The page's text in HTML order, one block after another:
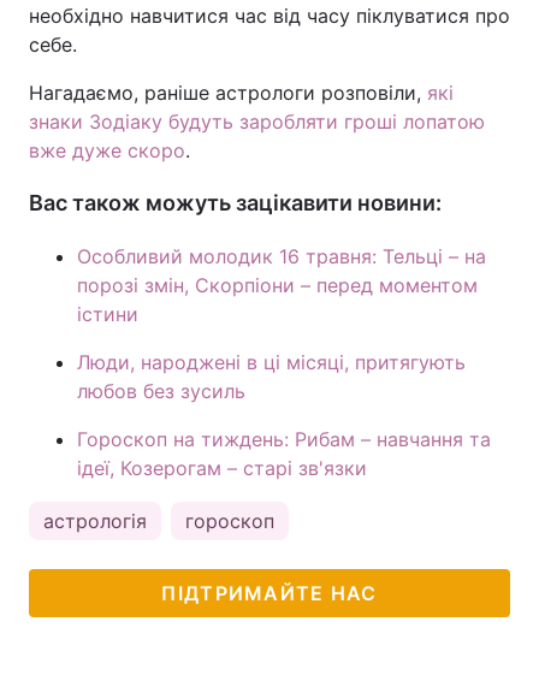
необхідно навчитися час від часу піклуватися про
себе.
Нагадаємо, раніше астрологи розповіли, які
знаки Зодіаку будуть заробляти гроші лопатою
вже дуже скоро.
Вас також можуть зацікавити новини:
Особливий молодик 16 травня: Тельці – на
порозі змін, Скорпіони – перед моментом
істини
Люди, народжені в ці місяці, притягують
любов без зусиль
Гороскоп на тиждень: Рибам – навчання та
ідеї, Козерогам – старі зв'язки
астрологія гороскоп
ПІДТРИМАЙТЕ НАС